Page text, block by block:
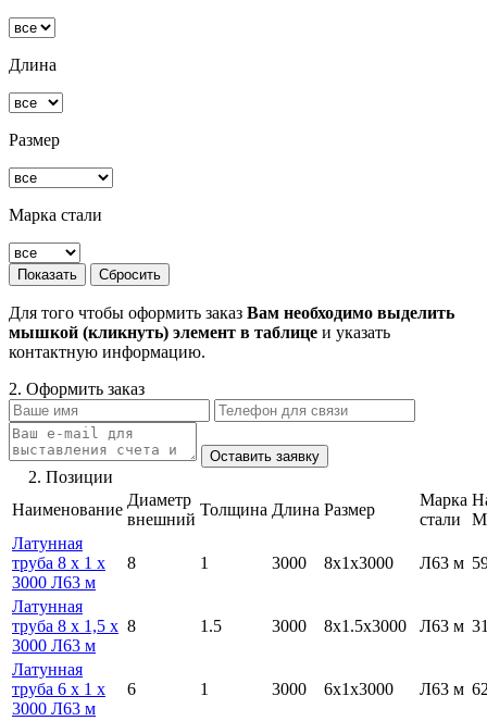
Длина
Размер
Марка стали
Для того чтобы оформить заказ Вам необходимо выделить
мышкой (кликнуть) элемент в таблице и указать
контактную информацию.
2. Оформить заказ
2. Позиции
Наименование
Диаметр
внешний
Толщина Длина Размер
Марка
стали
Латунная
труба 8 х 1 х
3000 Л63 м
8 1 3000 8х1х3000 Л63 м
Латунная
труба 8 х 1,5 х
3000 Л63 м
8 1.5 3000 8х1.5х3000 Л63 м
Латунная
труба 6 х 1 х
3000 Л63 м
6 1 3000 6х1х3000 Л63 м